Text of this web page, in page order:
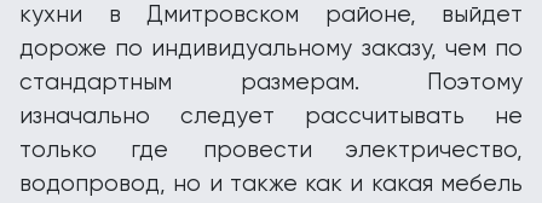
кухни в Дмитровском районе, выйдет
дороже по индивидуальному заказу, чем по
стандартным размерам. Поэтому
изначально следует рассчитывать не
только где провести электричество,
водопровод, но и также как и какая мебель